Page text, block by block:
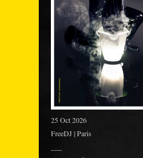
25 Oct 2026
FreeDJ | Paris